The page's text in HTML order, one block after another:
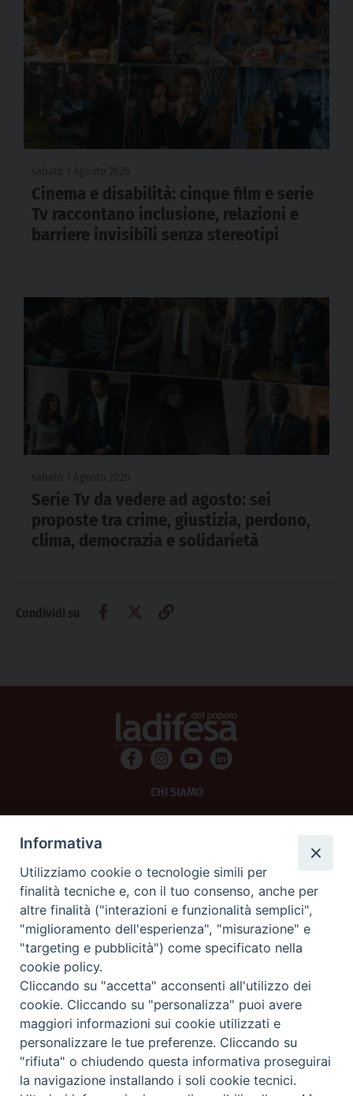
Cinema e disabilità: cinque film e serie
Tv raccontano inclusione, relazioni e
barriere invisibili senza stereotipi
Serie Tv da vedere ad agosto: sei
proposte tra crime, giustizia, perdono,
clima, democrazia e solidarietà
Condividi su
CHI SIAMO
SCRIVICI
La Difesa srl - P.iva 05125420280
La Difesa del Popolo percepisce i contributi pubblici all'editoria.
La Difesa del Popolo, tramite la Fisc (Federazione Italiana Settimanali Cattolici)
ha aderito allo IAP (Istituto dell'Autodisciplina Pubblicitaria) accettando il Codice
di Autodisciplina della Comunicazione Commerciale.
La Difesa del Popolo è una testata registrata presso il Tribunale di Padova
decreto del 15 giugno 1950 al n. 37 del registro periodici.
Informativa
Utilizziamo cookie o tecnologie simili per
finalità tecniche e, con il tuo consenso, anche per
altre finalità ("interazioni e funzionalità semplici",
"miglioramento dell'esperienza", "misurazione" e
"targeting e pubblicità") come specificato nella
cookie policy.
Cliccando su "accetta" acconsenti all'utilizzo dei
cookie. Cliccando su "personalizza" puoi avere
maggiori informazioni sui cookie utilizzati e
personalizzare le tue preferenze. Cliccando su
"rifiuta" o chiudendo questa informativa proseguirai
la navigazione installando i soli cookie tecnici.